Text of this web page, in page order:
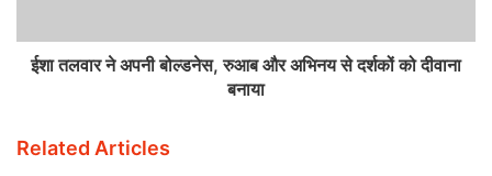
ईशा तलवार ने अपनी बोल्डनेस, रुआब और अभिनय से दर्शकों को दीवाना
बनाया
Related Articles